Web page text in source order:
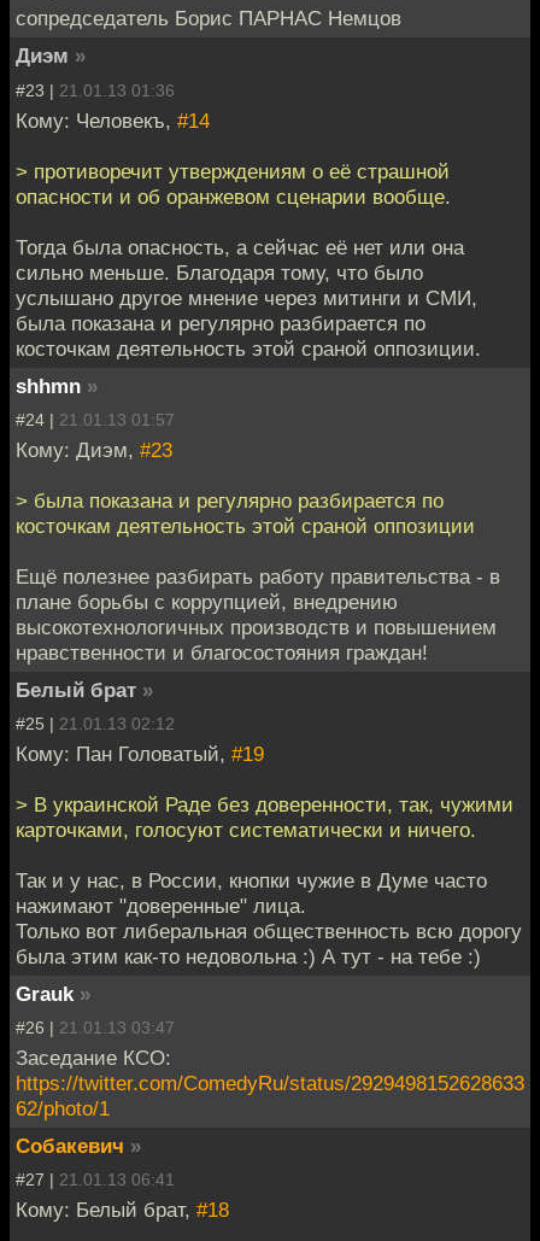
сопредседатель Борис ПАРНАС Немцов
Диэм »
#23 | 21.01.13 01:36
Кому: Человекъ, #14
> противоречит утверждениям о её страшной
опасности и об оранжевом сценарии вообще.
Тогда была опасность, а сейчас её нет или она
сильно меньше. Благодаря тому, что было
услышано другое мнение через митинги и СМИ,
была показана и регулярно разбирается по
косточкам деятельность этой сраной оппозиции.
shhmn »
#24 | 21.01.13 01:57
Кому: Диэм, #23
> была показана и регулярно разбирается по
косточкам деятельность этой сраной оппозиции
Ещё полезнее разбирать работу правительства - в
плане борьбы с коррупцией, внедрению
высокотехнологичных производств и повышением
нравственности и благосостояния граждан!
Белый брат »
#25 | 21.01.13 02:12
Кому: Пан Головатый, #19
> В украинской Раде без доверенности, так, чужими
карточками, голосуют систематически и ничего.
Так и у нас, в России, кнопки чужие в Думе часто
нажимают "доверенные" лица.
Только вот либеральная общественность всю дорогу
была этим как-то недовольна :) А тут - на тебе :)
Grauk »
#26 | 21.01.13 03:47
Заседание КСО:
https://twitter.com/ComedyRu/status/2929498152628633
62/photo/1
Собакевич »
#27 | 21.01.13 06:41
Кому: Белый брат, #18